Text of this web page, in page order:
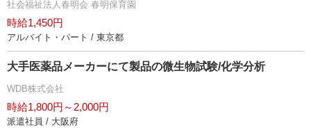
社会福祉法人春明会 春明保育園
時給1,450円
アルバイト・パート / 東京都
大手医薬品メーカーにて製品の微生物試験/化学分析
WDB株式会社
時給1,800円～2,000円
派遣社員 / 大阪府